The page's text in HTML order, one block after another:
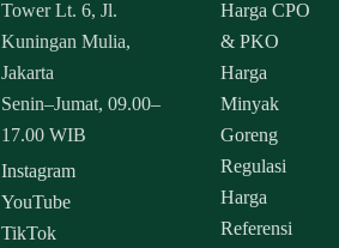
Tower Lt. 6, Jl.
Kuningan Mulia,
Jakarta
Senin–Jumat, 09.00–
17.00 WIB
Instagram
YouTube
TikTok
Harga CPO
& PKO
Harga
Minyak
Goreng
Regulasi
Harga
Referensi